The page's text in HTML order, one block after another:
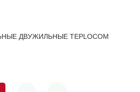
ДВУЖИЛЬНЫЕ TEPLOCOM